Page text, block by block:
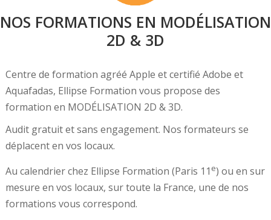
NOS FORMATIONS EN MODÉLISATION
2D & 3D
Centre de formation agréé Apple et certifié Adobe et
Aquafadas, Ellipse Formation vous propose des
formation en MODÉLISATION 2D & 3D.
Audit gratuit et sans engagement. Nos formateurs se
déplacent en vos locaux.
Au calendrier chez Ellipse Formation (Paris 11 e) ou en sur
mesure en vos locaux, sur toute la France, une de nos
formations vous correspond.